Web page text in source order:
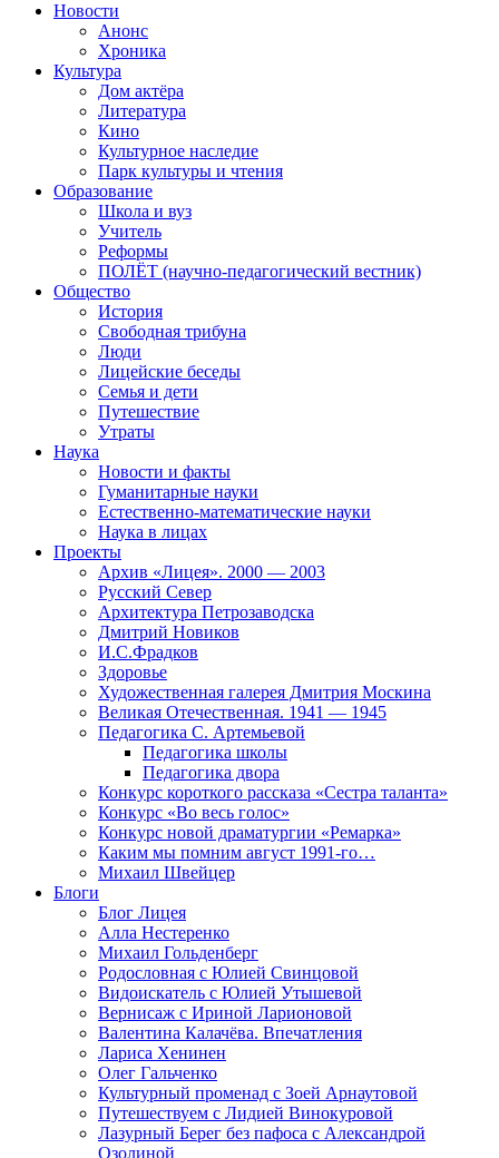
Новости
Анонс
Хроника
Культура
Дом актёра
Литература
Кино
Культурное наследие
Парк культуры и чтения
Образование
Школа и вуз
Учитель
Реформы
ПОЛЁТ (научно-педагогический вестник)
Общество
История
Свободная трибуна
Люди
Лицейские беседы
Семья и дети
Путешествие
Утраты
Наука
Новости и факты
Гуманитарные науки
Естественно-математические науки
Наука в лицах
Проекты
Архив «Лицея». 2000 — 2003
Русский Север
Архитектура Петрозаводска
Дмитрий Новиков
И.С.Фрадков
Здоровье
Художественная галерея Дмитрия Москина
Великая Отечественная. 1941 — 1945
Педагогика С. Артемьевой
Педагогика школы
Педагогика двора
Конкурс короткого рассказа «Сестра таланта»
Конкурс «Во весь голос»
Конкурс новой драматургии «Ремарка»
Каким мы помним август 1991-го…
Михаил Швейцер
Блоги
Блог Лицея
Алла Нестеренко
Михаил Гольденберг
Родословная с Юлией Свинцовой
Видоискатель с Юлией Утышевой
Вернисаж с Ириной Ларионовой
Валентина Калачёва. Впечатления
Лариса Хенинен
Олег Гальченко
Культурный променад с Зоей Арнаутовой
Путешествуем с Лидией Винокуровой
Лазурный Берег без пафоса с Александрой
Озолиной